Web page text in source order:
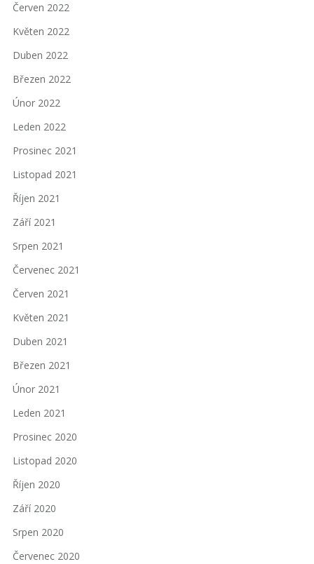
Červen 2022
Květen 2022
Duben 2022
Březen 2022
Únor 2022
Leden 2022
Prosinec 2021
Listopad 2021
Říjen 2021
Září 2021
Srpen 2021
Červenec 2021
Červen 2021
Květen 2021
Duben 2021
Březen 2021
Únor 2021
Leden 2021
Prosinec 2020
Listopad 2020
Říjen 2020
Září 2020
Srpen 2020
Červenec 2020